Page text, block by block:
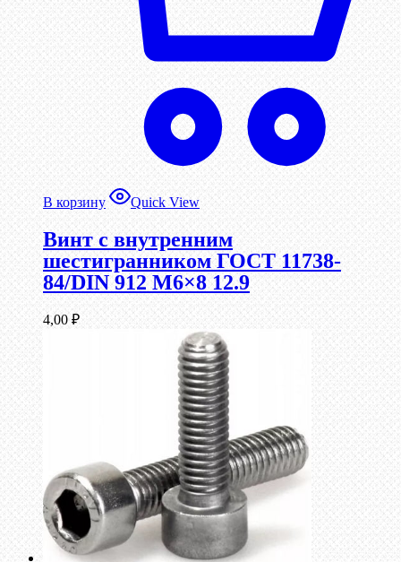
В корзину Quick View
Винт c внутренним
шестигранником ГОСТ 11738-
84/DIN 912 М6×8 12.9
4,00 ₽